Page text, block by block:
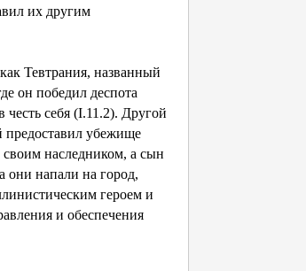
их другим
Тевтрания, названный
он победил деспота
честь себя (I.11.2). Другой
предоставил убежище
своим наследником, а сын
они напали на город,
героем и
и обеспечения